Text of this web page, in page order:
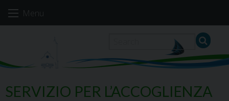
Menu
SERVIZIO PER L’ACCOGLIENZA